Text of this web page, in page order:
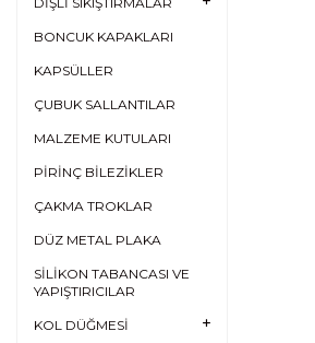
BONCUK KAPAKLARI
KAPSÜLLER
ÇUBUK SALLANTILAR
MALZEME KUTULARI
PİRİNÇ BİLEZİKLER
ÇAKMA TROKLAR
DÜZ METAL PLAKA
SİLİKON TABANCASI VE
YAPIŞTIRICILAR
KOL DÜĞMESİ